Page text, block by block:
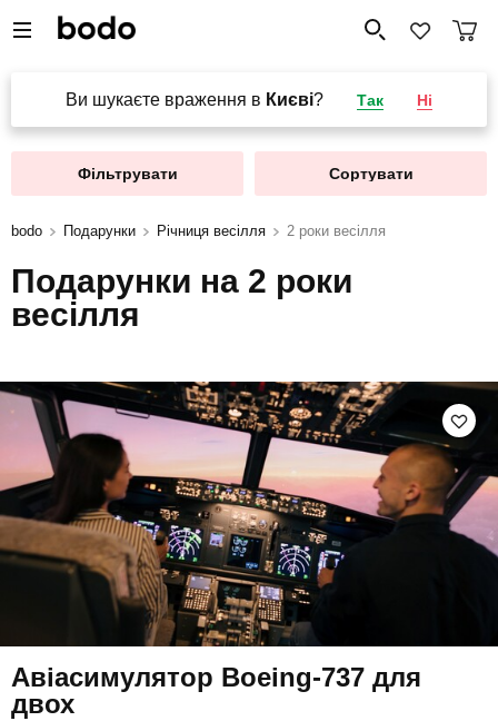
Ви шукаєте враження в Києві? Так Ні
Фільтрувати Сортувати
bodo Подарунки Річниця весілля 2 роки весілля
Подарунки на 2 роки
весілля
Авіасимулятор Boeing-737 для
двох